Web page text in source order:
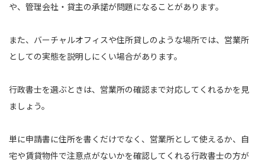
や、管理会社・貸主の承諾が問題になることがあります。
また、バーチャルオフィスや住所貸しのような場所では、営業所
としての実態を説明しにくい場合があります。
行政書士を選ぶときは、営業所の確認まで対応してくれるかを見
ましょう。
単に申請書に住所を書くだけでなく、営業所として使えるか、自
宅や賃貸物件で注意点がないかを確認してくれる行政書士の方が